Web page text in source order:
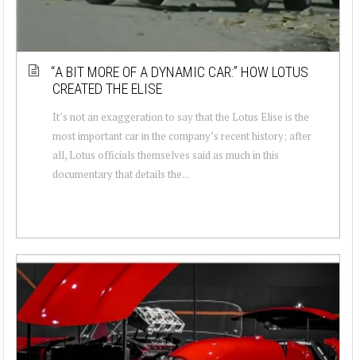
“A BIT MORE OF A DYNAMIC CAR:” HOW LOTUS
CREATED THE ELISE
It’s not an exaggeration to say that the Lotus Elise is the
most important car in the company’s recent history; after
all, Lotus officials themselves said as much in this
documentary that details the...